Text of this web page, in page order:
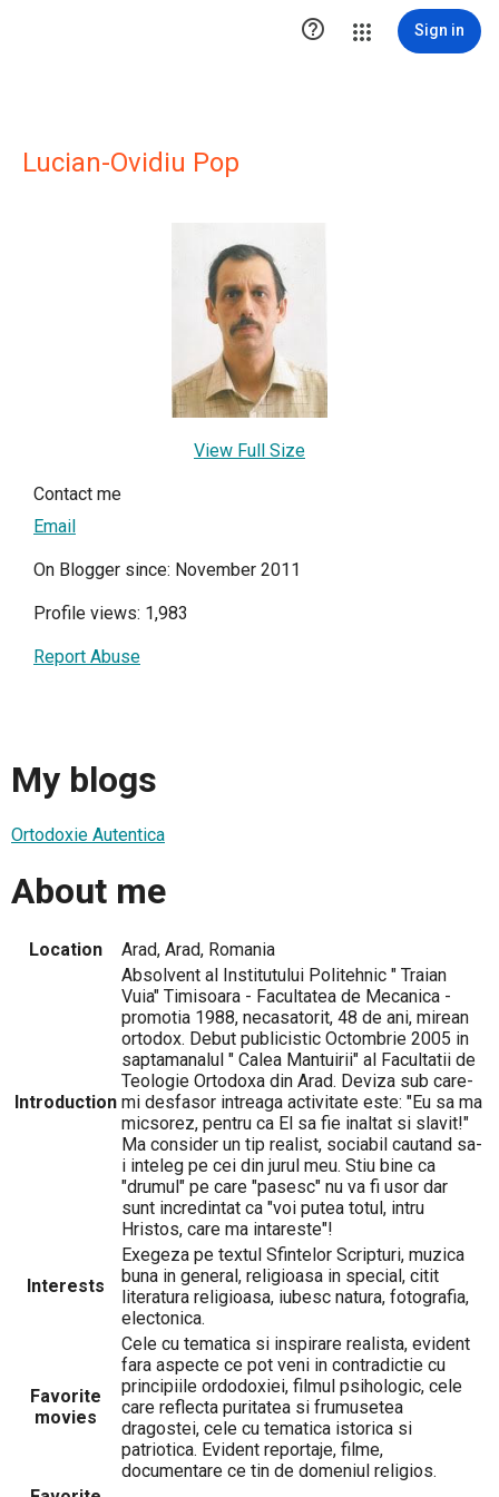
 Sign in
Lucian-Ovidiu Pop
View Full Size
Contact me
Email
On Blogger since: November 2011
Profile views: 1,983
Report Abuse
My blogs
Ortodoxie Autentica
About me
Location Arad, Arad, Romania
Introduction
Absolvent al Institutului Politehnic " Traian
Vuia" Timisoara - Facultatea de Mecanica -
promotia 1988, necasatorit, 48 de ani, mirean
ortodox. Debut publicistic Octombrie 2005 in
saptamanalul " Calea Mantuirii" al Facultatii de
Teologie Ortodoxa din Arad. Deviza sub care-
mi desfasor intreaga activitate este: "Eu sa ma
micsorez, pentru ca El sa fie inaltat si slavit!"
Ma consider un tip realist, sociabil cautand sa-
i inteleg pe cei din jurul meu. Stiu bine ca
"drumul" pe care "pasesc" nu va fi usor dar
sunt incredintat ca "voi putea totul, intru
Hristos, care ma intareste"!
Interests
Exegeza pe textul Sfintelor Scripturi, muzica
buna in general, religioasa in special, citit
literatura religioasa, iubesc natura, fotografia,
electonica.
Favorite
movies
Cele cu tematica si inspirare realista, evident
fara aspecte ce pot veni in contradictie cu
principiile ordodoxiei, filmul psihologic, cele
care reflecta puritatea si frumusetea
dragostei, cele cu tematica istorica si
patriotica. Evident reportaje, filme,
documentare ce tin de domeniul religios.